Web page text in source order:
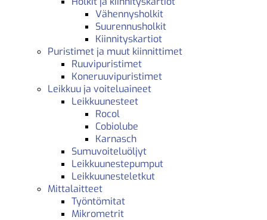
Vähennysholkit
Suurennusholkit
Kiinnityskartiot
Puristimet ja muut kiinnittimet
Ruuvipuristimet
Koneruuvipuristimet
Leikkuu ja voiteluaineet
Leikkuunesteet
Rocol
Cobiolube
Karnasch
Sumuvoiteluöljyt
Leikkuunestepumput
Leikkuunesteletkut
Mittalaitteet
Työntömitat
Mikrometrit